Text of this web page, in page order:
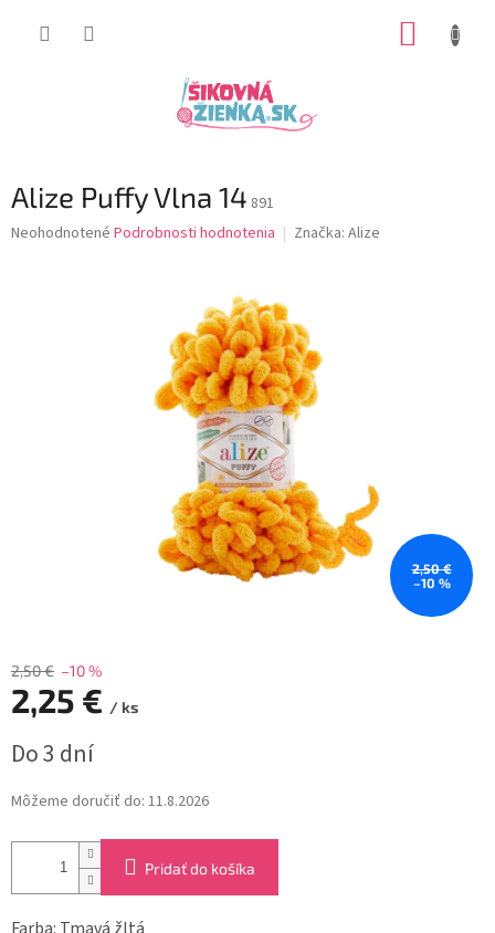
Alize Puffy Vlna 14 891
Priemerné
Neohodnotené Podrobnosti hodnotenia Značka: Alize
2,50 €
–10 %
2,50 € –10 %
2,25 € / ks
cena:
Do 3 dní
Môžeme doručiť do: 11.8.2026
Pridať do košíka